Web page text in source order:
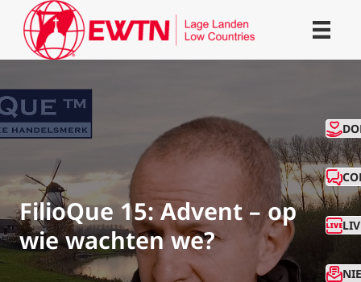
FilioQue 15: Advent – op
wie wachten we?